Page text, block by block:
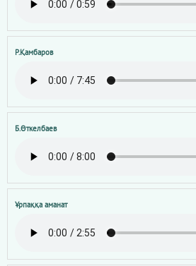
Р.Қамбаров
Б.Өткелбаев
Ұрпаққа аманат